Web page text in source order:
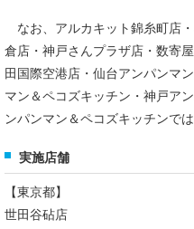
なお、アルカキット錦糸町店
倉店・神戸さんプラザ店・数寄
田国際空港店・仙台アンパンマ
マン＆ペコズキッチン・神戸ア
ンパンマン＆ペコズキッチンで
実施店舗
【東京都】
世田谷砧店